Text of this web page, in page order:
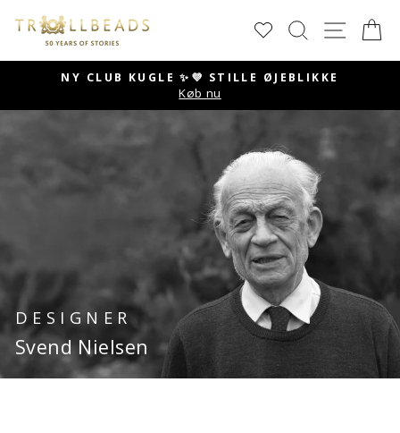
content
SØG SIDE
Pause
NY CLUB KUGLE ✨💜 STILLE ØJEBLIKKE
Køb nu
DESIGNER
Svend Nielsen